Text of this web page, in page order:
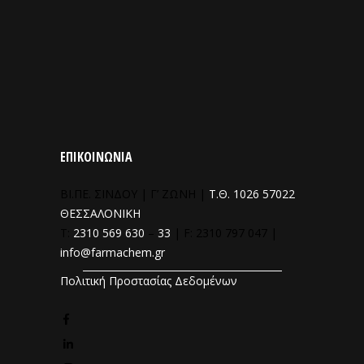
ΕΠΙΚΟΙΝΩΝΙΑ
Τ.Θ. 1026 57022
ΘΕΣΣΑΛΟΝΙΚΗ
2310 569 630 33
info@farmachem.gr
Πολιτική Προστασίας Δεδομένων